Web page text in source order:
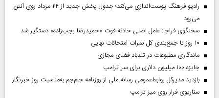
رادیو فرهنگ پوست‌اندازی می‌کند؛ جدول پخش جدید از ۲۴ مرداد روی آنتن
می‌رود
سخنگوی فراجا: عامل اصلی حادثه فوت «حمیدرضا رجب‌زاده» دستگیر شد
۱۰ روز تا جمع‌بندی کل نمرات امتحانات نهایی
ماندگاری مطبوعات در تندباد فضای مجازی
جایزه ۱۰۰ میلیون دلاری برای سر ترامپ
بازدید مدیرکل روابط‌عمومی رسانه ملی از روزنامه جام‌جم به‌مناسبت روز خبرنگار
سناریوی فرار روی میز ترامپ